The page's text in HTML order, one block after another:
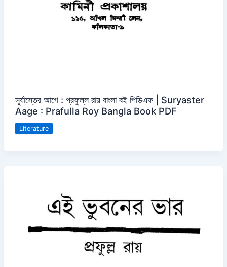
সূর্যাস্তের আগে : প্রফুল্ল রায় বাংলা বই পিডিএফ | Suryaster
Aage : Prafulla Roy Bangla Book PDF
Literature